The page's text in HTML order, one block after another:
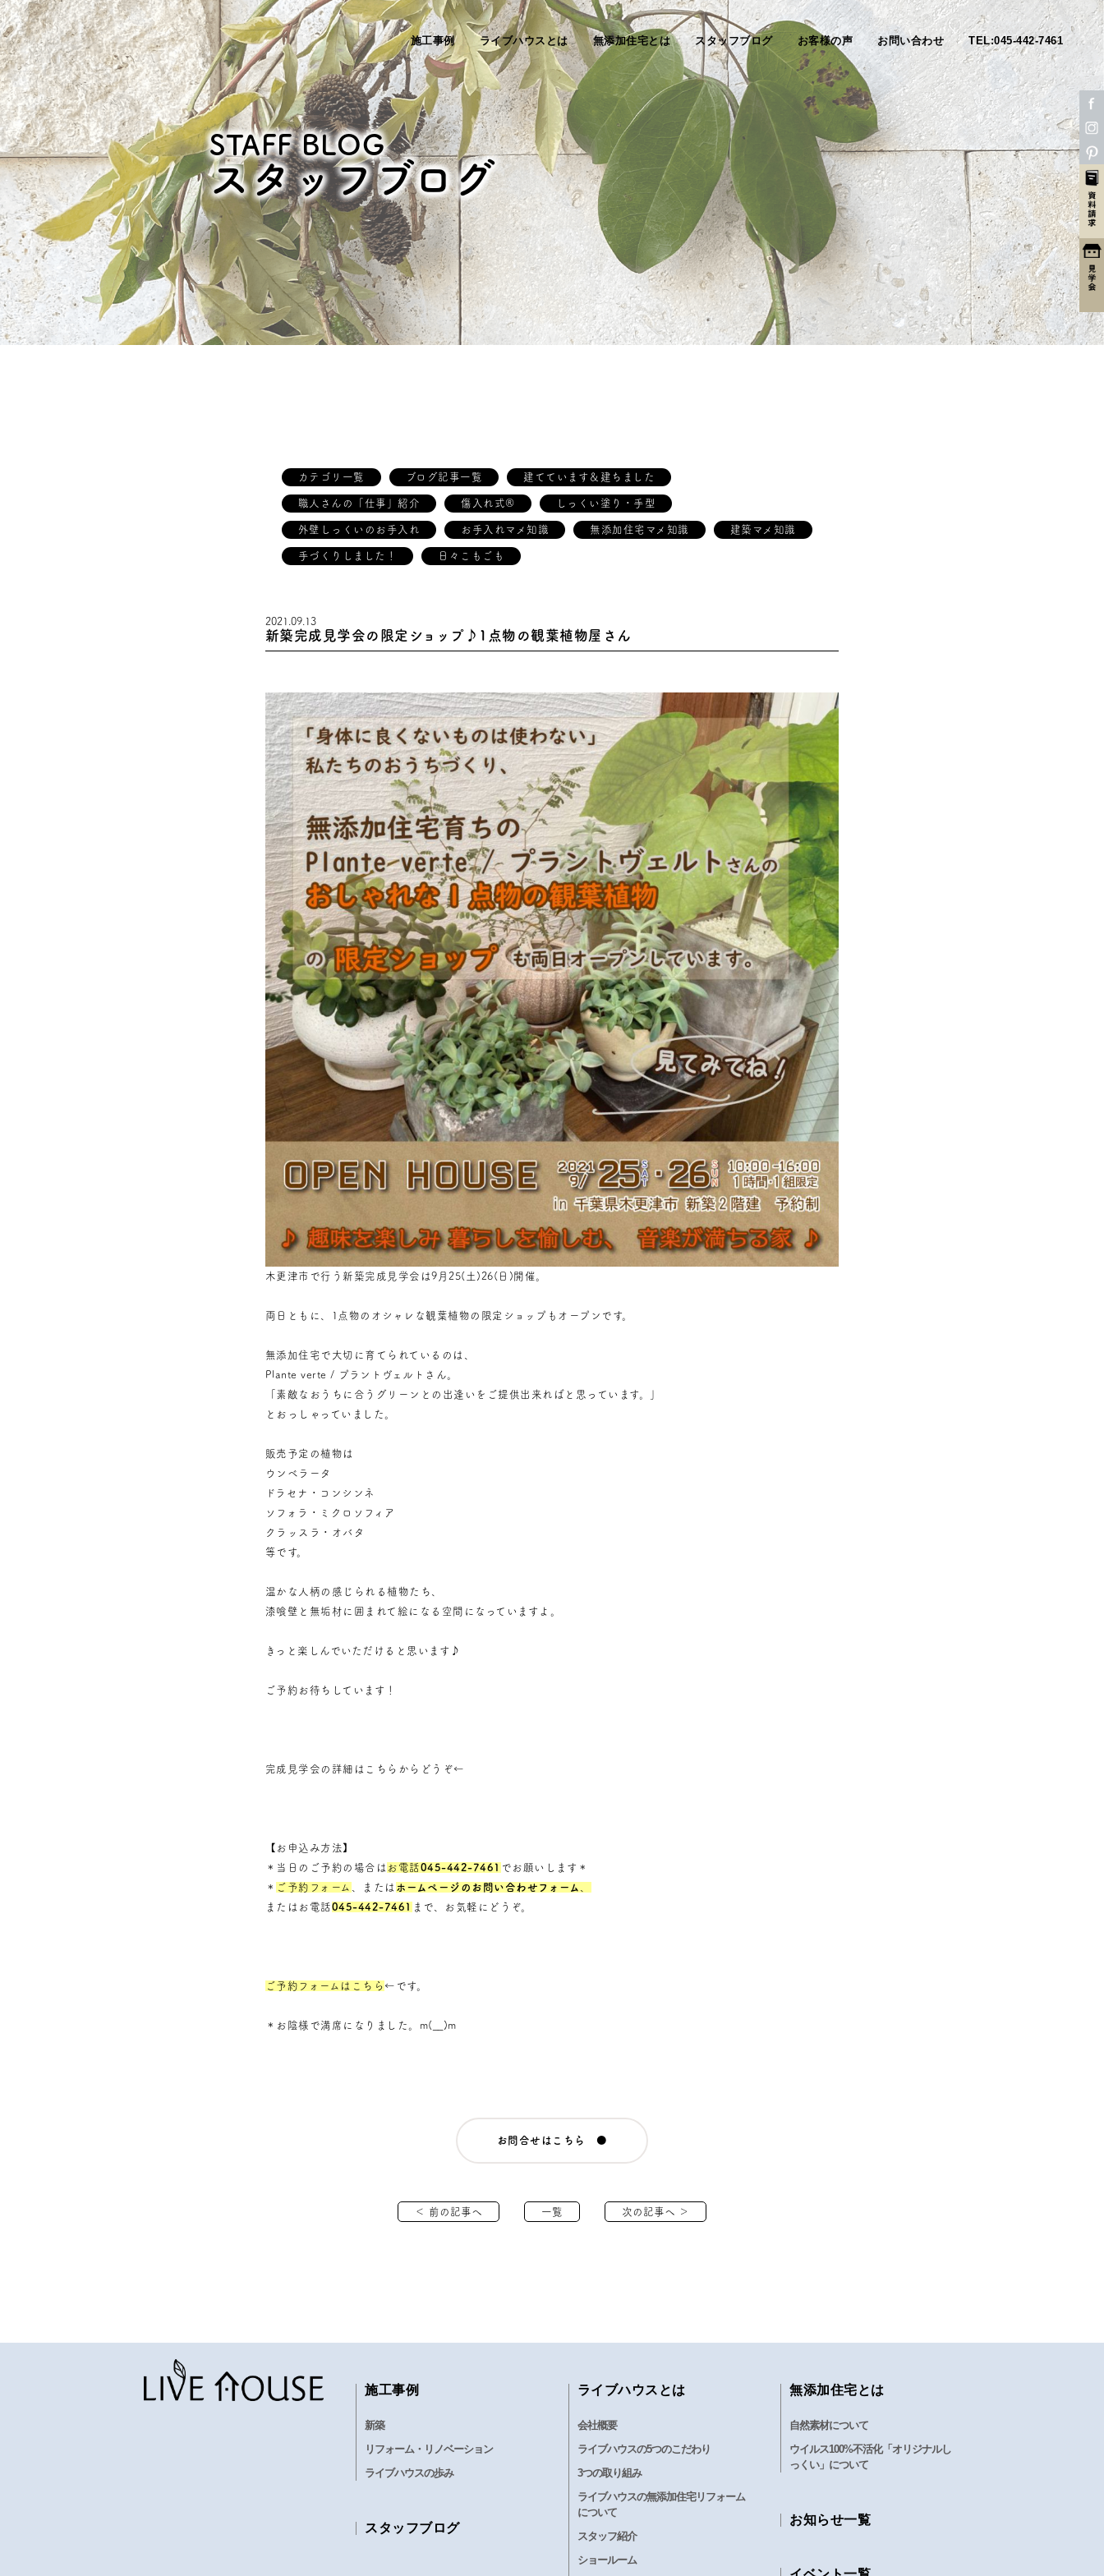
施工事例 ライブハウスとは 無添加住宅とは スタッフブログ お客様の声 お問い合わせ TEL:045-442-7461
STAFF BLOG
スタッフブログ
カテゴリ一覧 ブログ記事一覧 建てています＆建ちました
職人さんの「仕事」紹介 傷入れ式® しっくい塗り・手型
外壁しっくいのお手入れ お手入れマメ知識 無添加住宅マメ知識 建築マメ知識
手づくりしました！ 日々こもごも
2021.09.13
新築完成見学会の限定ショップ♪1点物の観葉植物屋さん
木更津市で行う新築完成見学会は9月25(土)26(日)開催。
両日ともに、1点物のオシャレな観葉植物の限定ショップもオープンです。
無添加住宅で大切に育てられているのは、
Plante verte / プラントヴェルトさん。
「素敵なおうちに合うグリーンとの出逢いをご提供出来ればと思っています。」
とおっしゃっていました。
販売予定の植物は
ウンベラータ
ドラセナ・コンシンネ
ソフォラ・ミクロソフィア
クラッスラ・オバタ
等です。
温かな人柄の感じられる植物たち、
漆喰壁と無垢材に囲まれて絵になる空間になっていますよ。
きっと楽しんでいただけると思います♪
ご予約お待ちしています！
完成見学会の詳細はこちらからどうぞ←
【お申込み方法】
＊当日のご予約の場合は お電話045-442-7461 でお願いします＊
＊ ご予約フォーム 、または ホームページのお問い合わせフォーム
またはお電話045-442-7461 まで、お気軽にどうぞ。
ご予約フォームはこちら ←です。
＊お陰様で満席になりました。m(__)m
お問合せはこちら ●
＜ 前の記事へ 一覧 次の記事へ ＞
施工事例
新築
リフォーム・リノベーション
ライブハウスの歩み
スタッフブログ
ライブハウスとは
会社概要
ライブハウスの5つのこだわり
3つの取り組み
ライブハウスの無添加住宅リフォーム
について
スタッフ紹介
ショールーム
無添加住宅とは
自然素材について
ウイルス100%不活化「オリジナルし
っくい」について
お知らせ一覧